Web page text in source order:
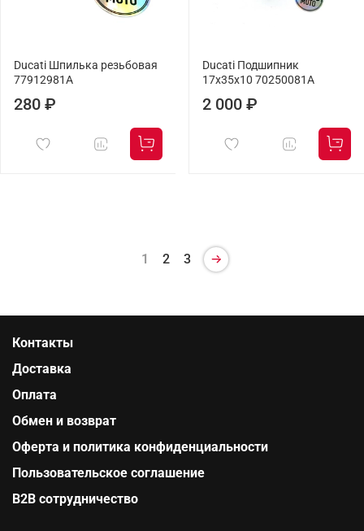
Ducati Шпилька резьбовая
77912981A
280 ₽
Ducati Подшипник
17x35x10 70250081A
2 000 ₽
1 2 3
Контакты
Доставка
Оплата
Обмен и возврат
Оферта и политика конфиденциальности
Пользовательское соглашение
B2B сотрудничество